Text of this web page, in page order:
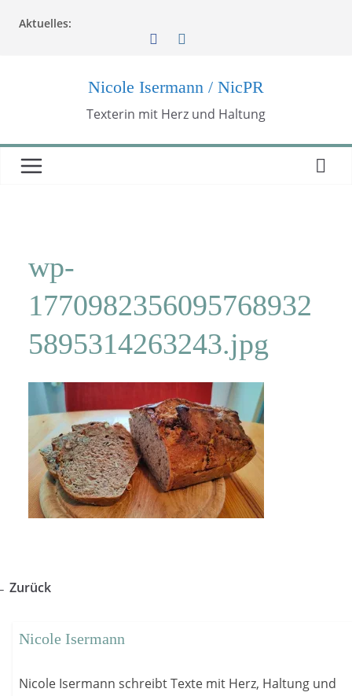
Inhalt
Aktuelles:
Nicole Isermann / NicPR
Texterin mit Herz und Haltung
wp-
1770982356095768932
5895314263243.jpg
Zurück
Nicole Isermann
Nicole Isermann schreibt Texte mit Herz, Haltung und